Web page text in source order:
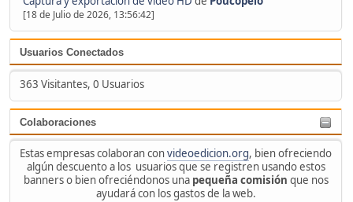
[18 de Julio de 2026, 13:56:42]
Usuarios Conectados
363 Visitantes, 0 Usuarios
Colaboraciones
Estas empresas colaboran convideoedicion.org, bien ofreciendo
algún descuento a los usuarios que se registren usando estos
banners o bien ofreciéndonos una pequeña comisión que nos
ayudará con los gastos de la web.